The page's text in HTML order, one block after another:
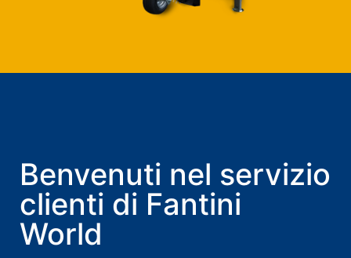
Benvenuti nel servizio
clienti di Fantini
World